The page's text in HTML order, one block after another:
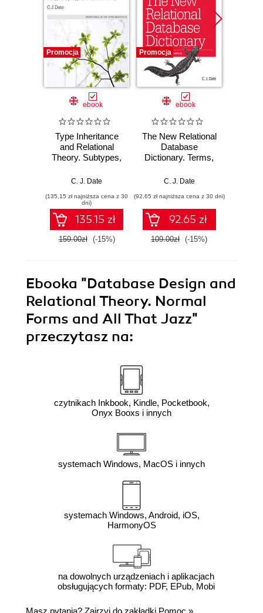
Promocja
ebook
Type Inheritance
and Relational
Theory. Subtypes,
Substitutability
C. J. Date
(135,15 zł najniższa cena z 30
dni)
135.15 zł
159.00zł (-15%)
Promocja
ebook
The New Relational
Database
Dictionary. Terms,
Examples
C. J. Date
(92,65 zł najniższa cena z 30 dni)
92.65 zł
109.00zł (-15%)
Ebooka "Database Design and
Relational Theory. Normal
Forms and All That Jazz"
przeczytasz na:
czytnikach Inkbook, Kindle, Pocketbook,
Onyx Booxs i innych
systemach Windows, MacOS i innych
systemach Windows, Android, iOS,
HarmonyOS
na dowolnych urządzeniach i aplikacjach
obsługujących formaty: PDF, EPub, Mobi
Masz pytania? Zajrzyj do zakładki Pomoc »